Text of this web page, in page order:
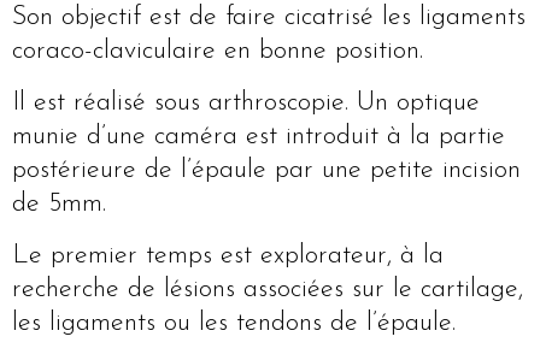
Son objectif est de faire cicatrisé les ligaments
coraco-claviculaire en bonne position.
Il est réalisé sous arthroscopie. Un optique
munie d’une caméra est introduit à la partie
postérieure de l’épaule par une petite incision
de 5mm.
Le premier temps est explorateur, à la
recherche de lésions associées sur le cartilage,
les ligaments ou les tendons de l’épaule.